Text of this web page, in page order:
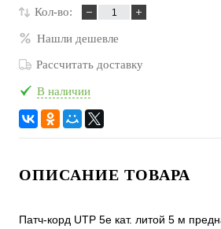
Кол-во:
Нашли дешевле
Рассчитать доставку
В наличии
ОПИСАНИЕ ТОВАРА
Патч-корд UTP 5e кат. литой 5 м